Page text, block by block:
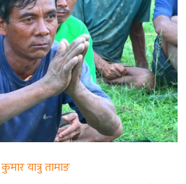
कुमार यात्रु तामाङ